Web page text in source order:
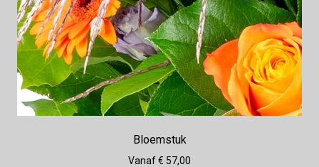
Bloemstuk
Vanaf € 57,00